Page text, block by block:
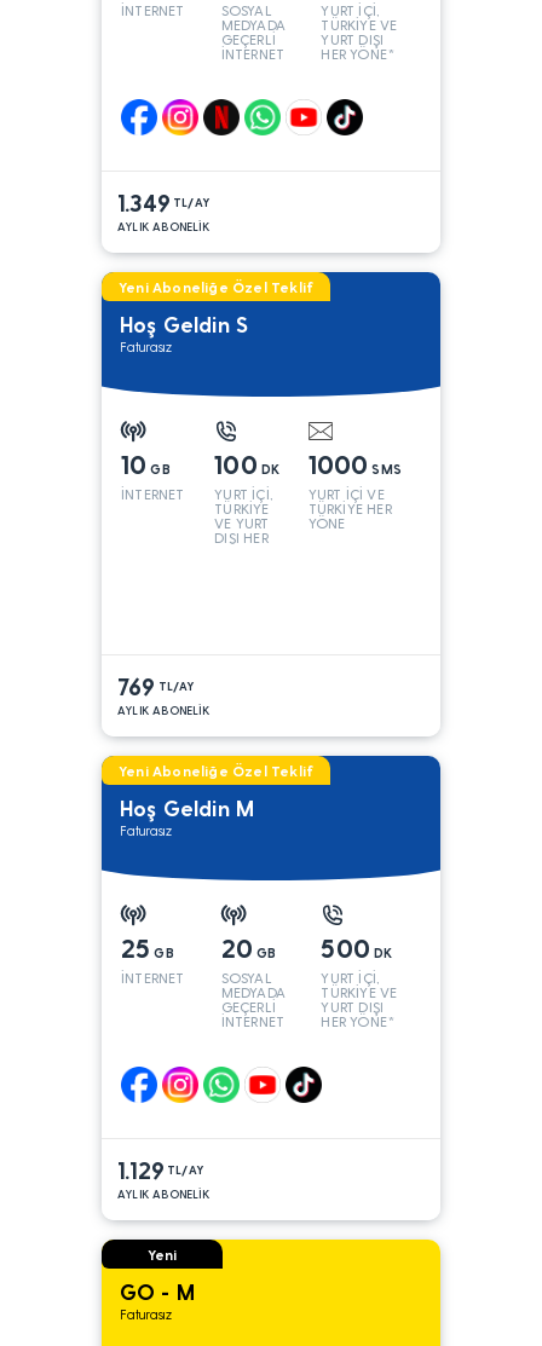
İNTERNET
SOSYAL
MEDYADA
GEÇERLİ
İNTERNET
YURT İÇİ,
TÜRKİYE VE
YURT DIŞI
HER YÖNE*
1.349 TL/AY
AYLIK ABONELİK
Yeni Aboneliğe Özel Teklif
Hoş Geldin S
Faturasız
10 GB
İNTERNET
100 DK
YURT İÇİ,
TÜRKİYE
VE YURT
DIŞI HER
1000 SMS
YURT İÇİ VE
TÜRKİYE HER
YÖNE
769 TL/AY
AYLIK ABONELİK
Yeni Aboneliğe Özel Teklif
Hoş Geldin M
Faturasız
25 GB
İNTERNET
20 GB
SOSYAL
MEDYADA
GEÇERLİ
İNTERNET
500 DK
YURT İÇİ,
TÜRKİYE VE
YURT DIŞI
HER YÖNE*
1.129 TL/AY
AYLIK ABONELİK
Yeni
GO - M
Faturasız